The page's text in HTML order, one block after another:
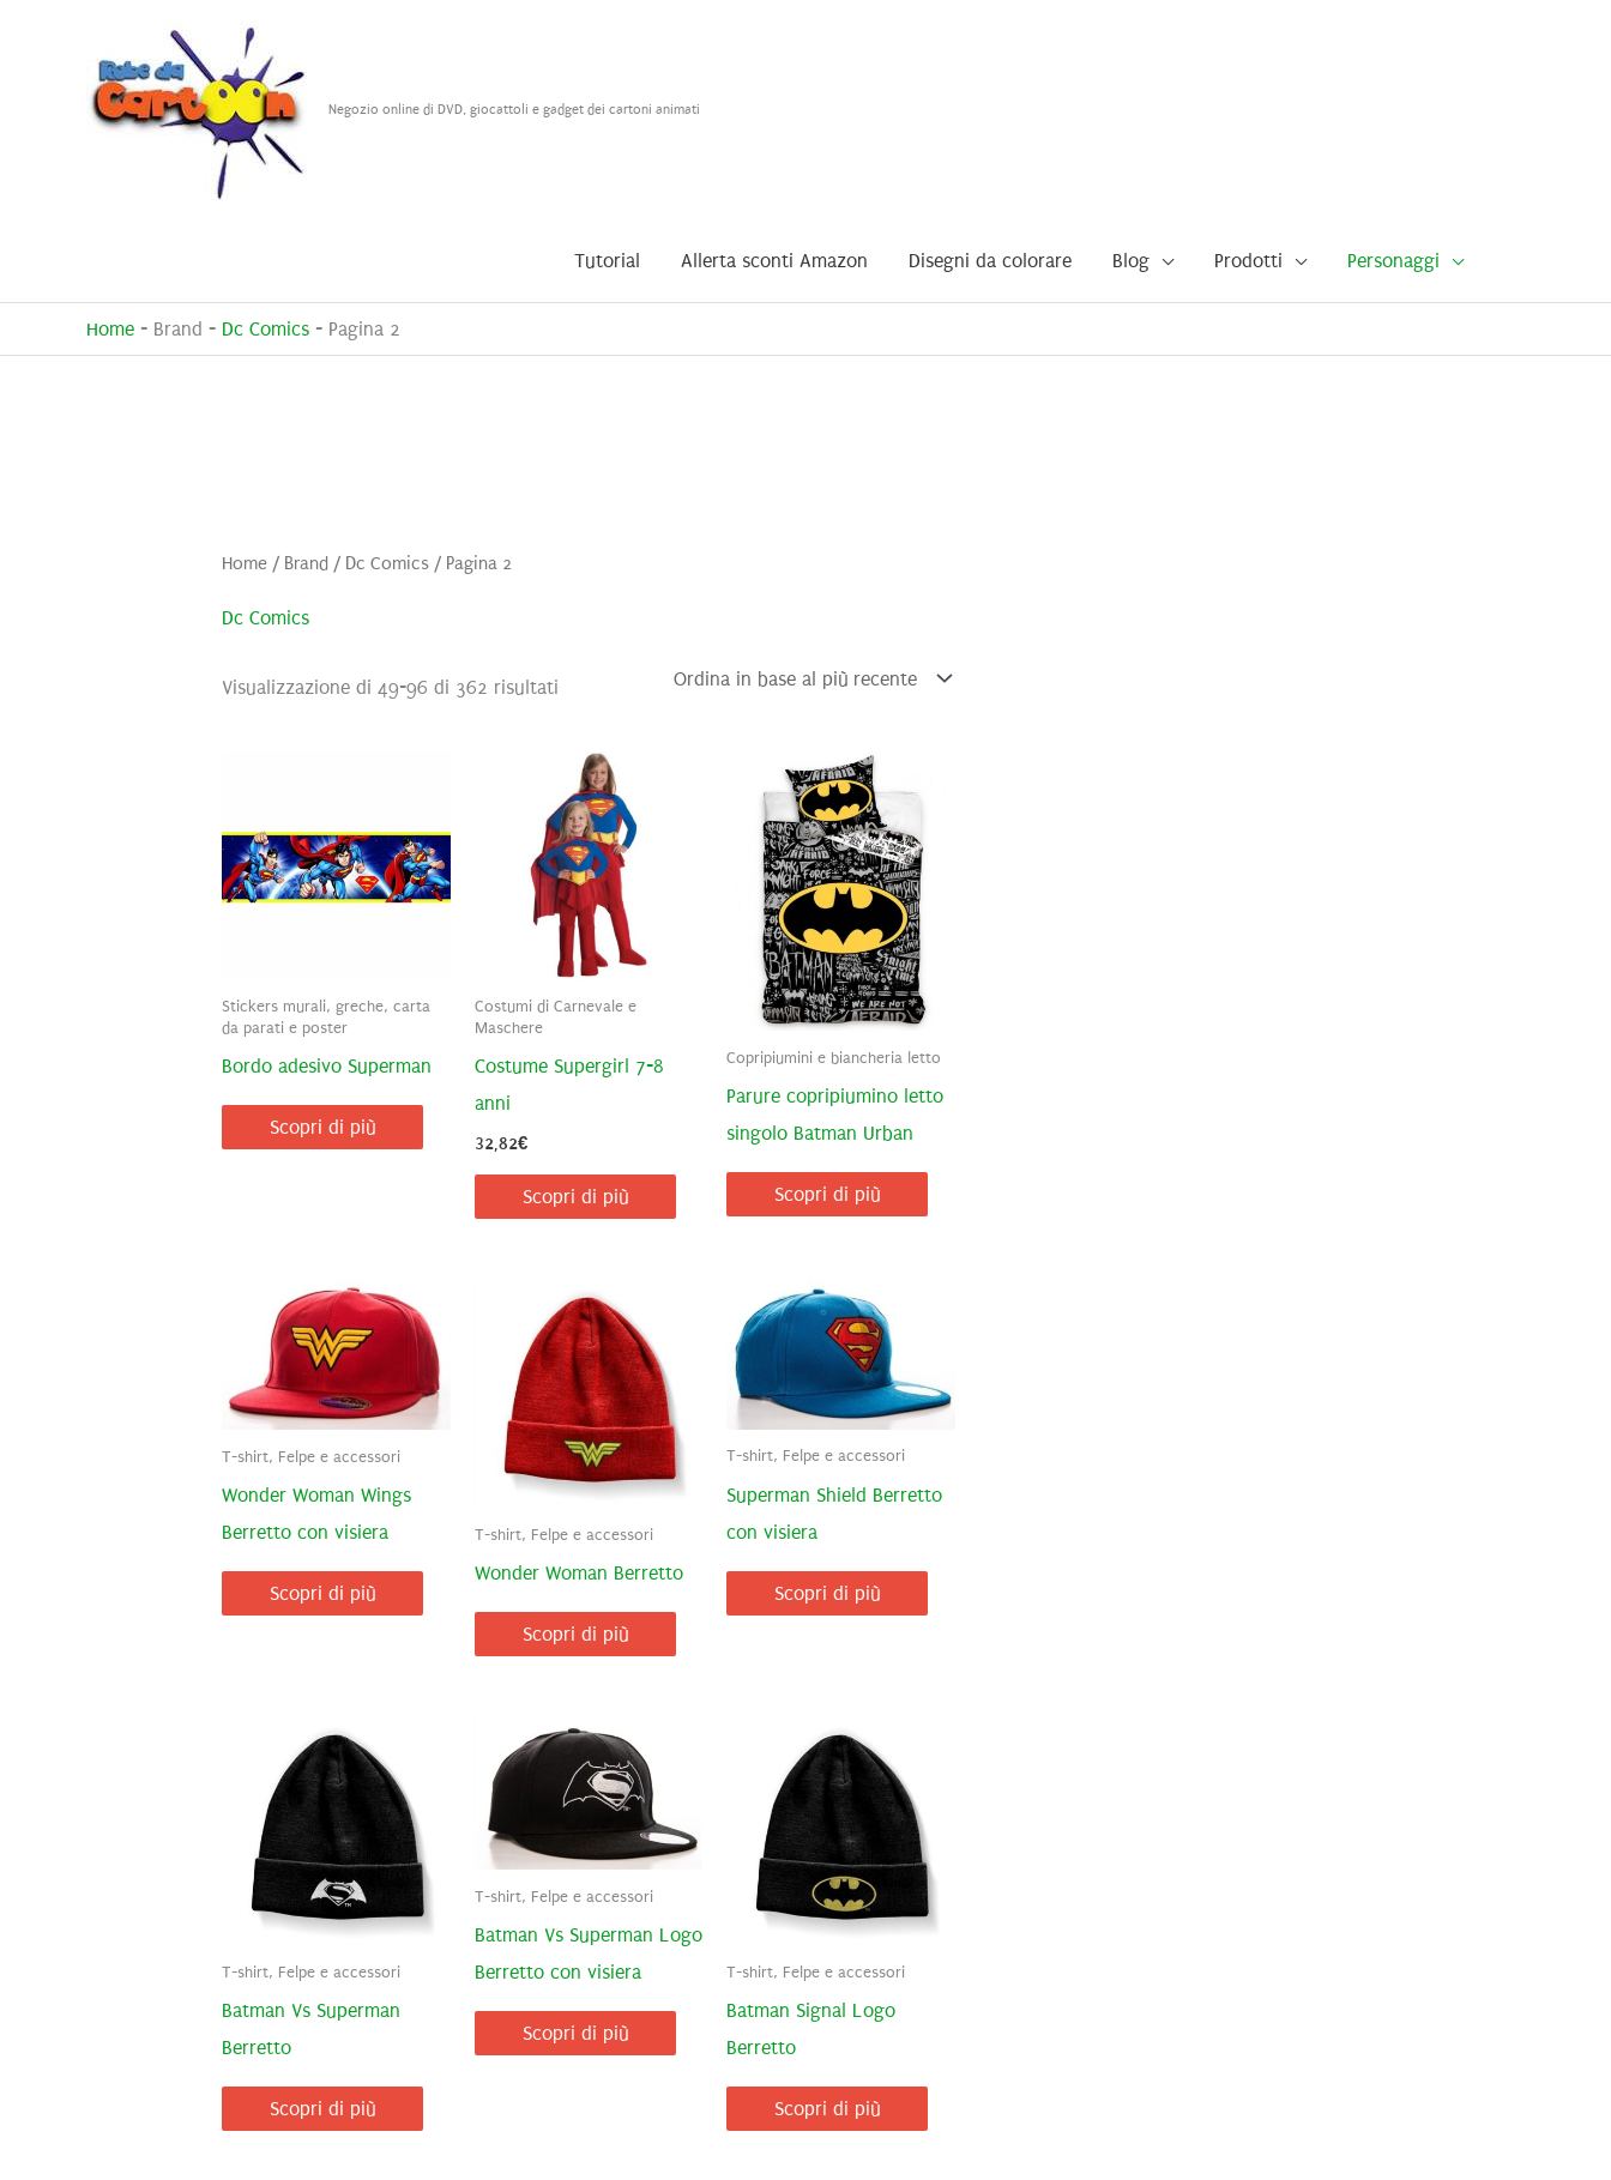
Negozio online di DVD, giocattoli e gadget dei cartoni animati
Tutorial Allerta sconti Amazon Disegni da colorare Blog Prodotti Personaggi
Home - Brand - Dc Comics - Pagina 2
Home / Brand / Dc Comics / Pagina 2
Dc Comics
Visualizzazione di 49-96 di 362 risultati
più
recente
Stickers murali, greche, carta
da parati e poster
Bordo adesivo Superman
Scopri di più
Costumi di Carnevale e
Maschere
Costume Supergirl 7-8
anni
32,82€
Scopri di più
Copripiumini e biancheria letto
Parure copripiumino letto
singolo Batman Urban
Scopri di più
T-shirt, Felpe e accessori
Wonder Woman Wings
Berretto con visiera
Scopri di più
T-shirt, Felpe e accessori
Wonder Woman Berretto
Scopri di più
T-shirt, Felpe e accessori
Superman Shield Berretto
con visiera
Scopri di più
T-shirt, Felpe e accessori
Batman Vs Superman
Berretto
Scopri di più
T-shirt, Felpe e accessori
Batman Vs Superman Logo
Berretto con visiera
Scopri di più
T-shirt, Felpe e accessori
Batman Signal Logo
Berretto
Scopri di più